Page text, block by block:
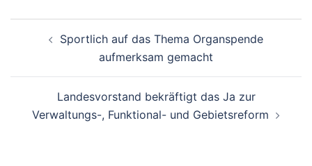
NavigationSportlich auf das Thema Organspende
aufmerksam gemacht
Landesvorstand bekräftigt das Ja zur
Verwaltungs-, Funktional- und Gebietsreform